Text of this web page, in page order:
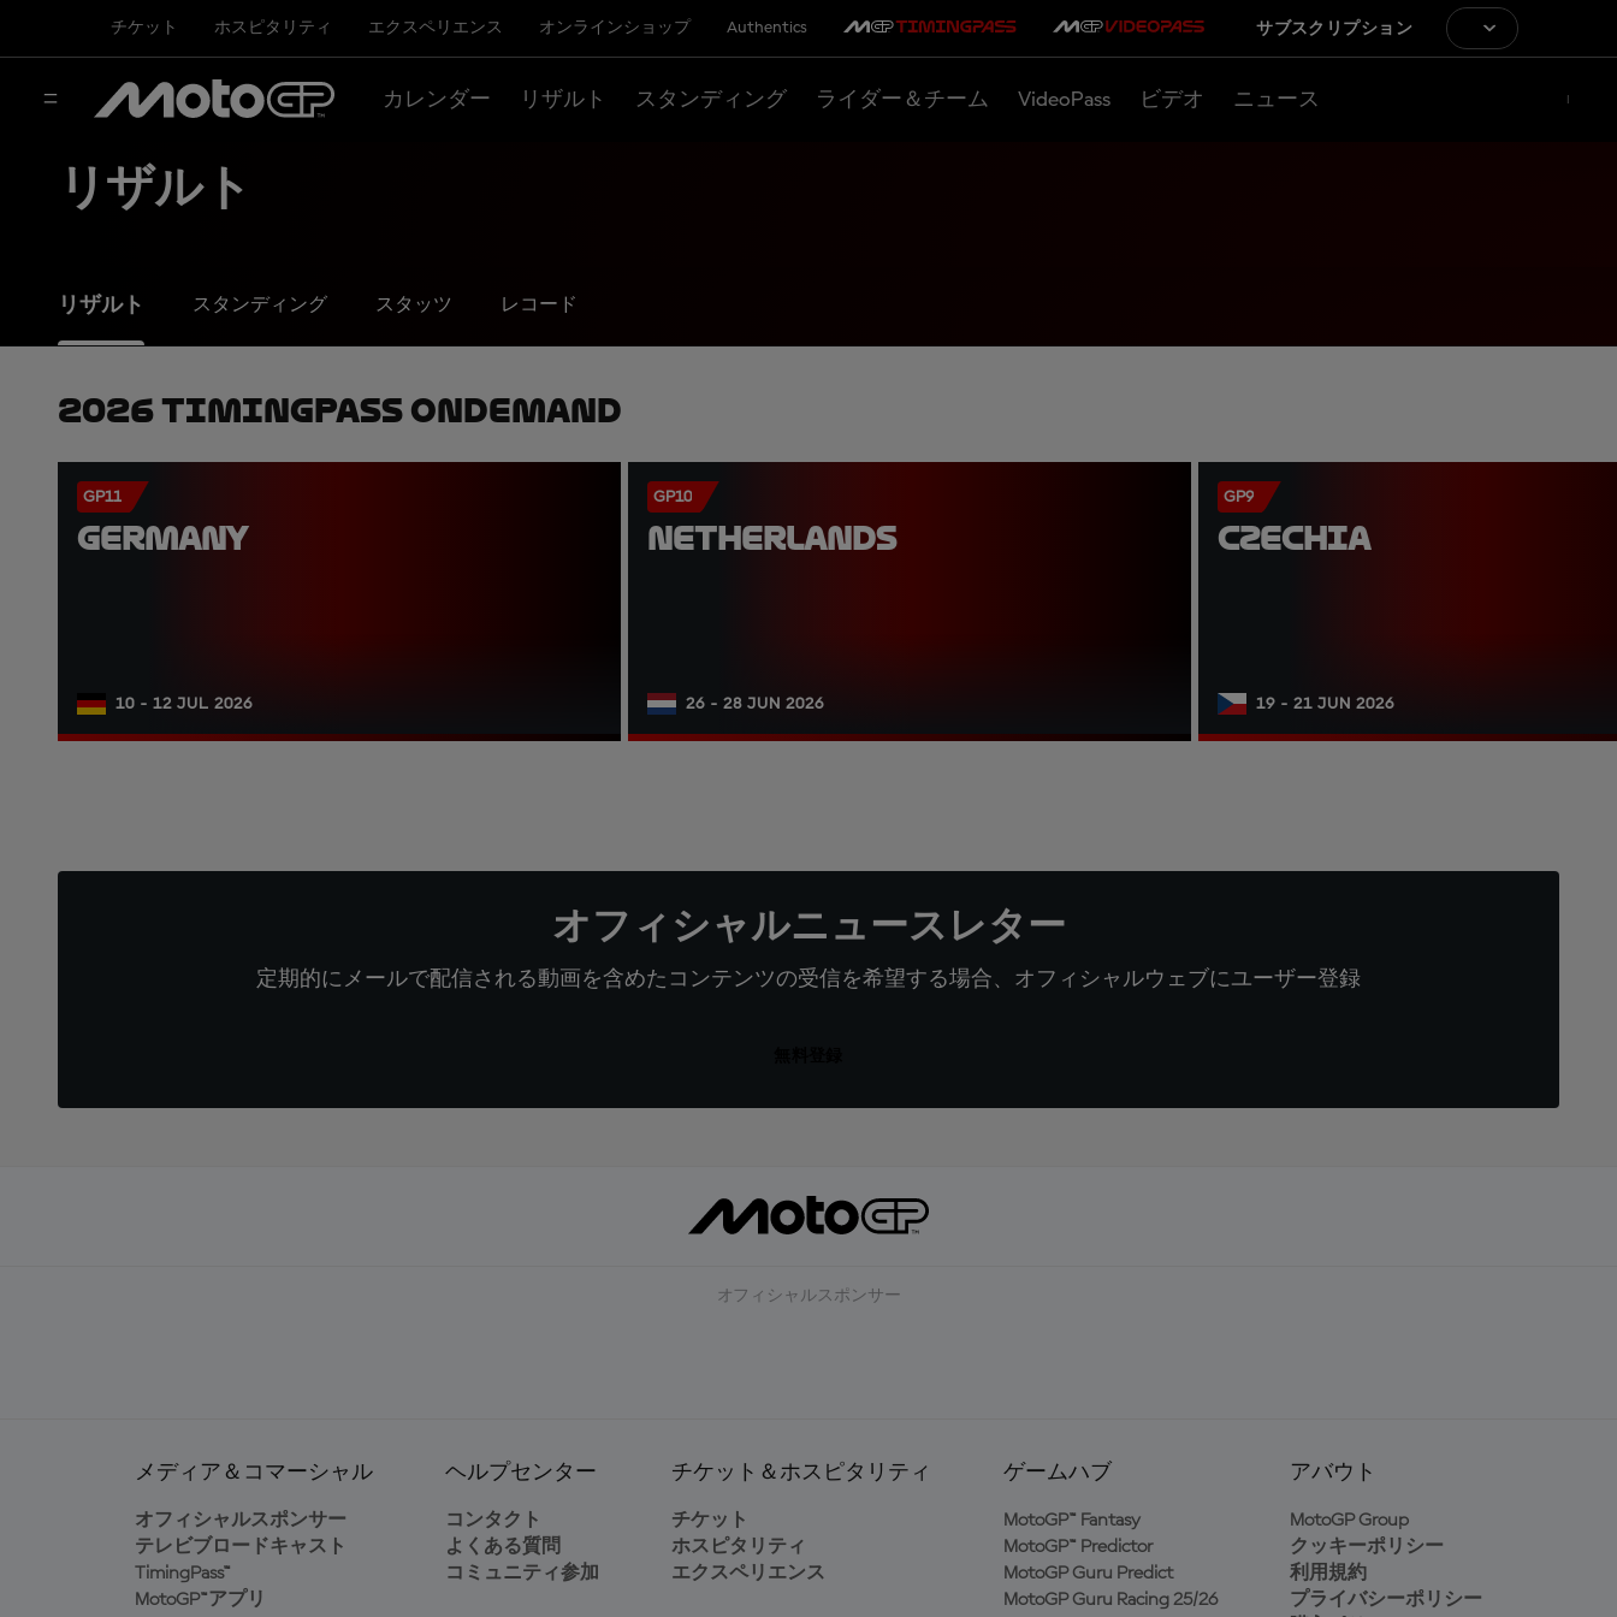
チケット ホスピタリティ エクスペリエンス オンラインショップ Authentics サブスクリプション
カレンダー リザルト スタンディング ライダー＆チーム VideoPass ビデオ ニュース
リザルト
リザルト スタンディング スタッツ レコード
2026 TimingPass OnDemand
GP11
GERMANY
10 - 12 JUL 2026
GP10
NETHERLANDS
26 - 28 JUN 2026
GP9
CZECHIA
19 - 21 JUN 2026
オフィシャルニュースレター
定期的にメールで配信される動画を含めたコンテンツの受信を希望する場合、オフィシャルウェブにユーザー登録
オフィシャルスポンサー
メディア＆コマーシャル
オフィシャルスポンサー
テレビブロードキャスト
TimingPass™
MotoGP™アプリ
ヘルプセンター
コンタクト
よくある質問
コミュニティ参加
チケット＆ホスピタリティ
チケット
ホスピタリティ
エクスペリエンス
ゲームハブ
MotoGP™ Fantasy
MotoGP™ Predictor
MotoGP Guru Predict
MotoGP Guru Racing 25/26
アバウト
MotoGP Group
クッキーポリシー
利用規約
プライバシーポリシー